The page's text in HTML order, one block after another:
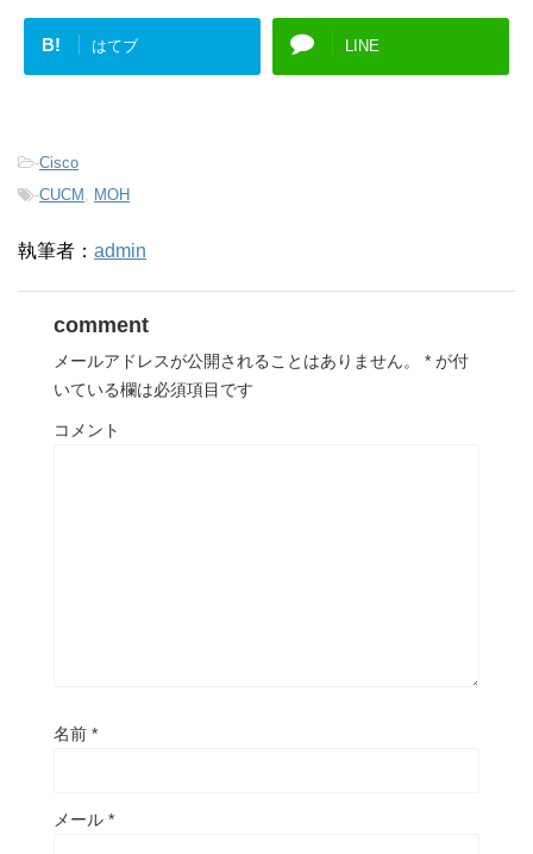
B! はてブ LINE
-Cisco
-CUCM MOH
執筆者： admin
comment
メールアドレスが公開されることはありません。 * が付
いている欄は必須項目です
コメント
名前 *
メール *